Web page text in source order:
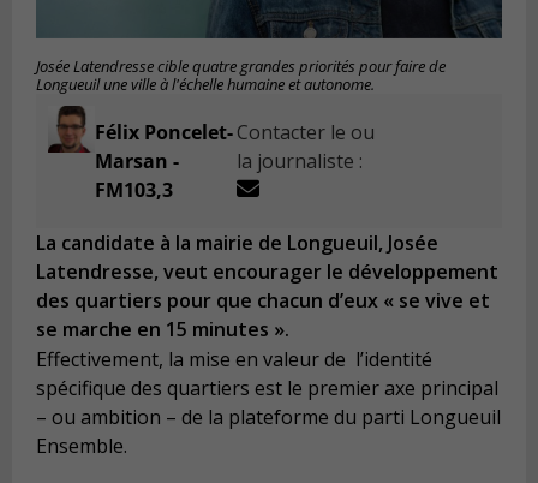
Josée Latendresse cible quatre grandes priorités pour faire de
Longueuil une ville à l'échelle humaine et autonome.
Félix Poncelet-
Marsan -
FM103,3
Contacter le ou
la journaliste :
La candidate à la mairie de Longueuil, Josée
Latendresse, veut encourager le développement
des quartiers pour que chacun d’eux « se vive et
se marche en 15 minutes ».
Effectivement, la mise en valeur de l’identité
spécifique des quartiers est le premier axe principal
– ou ambition – de la plateforme du parti Longueuil
Ensemble.